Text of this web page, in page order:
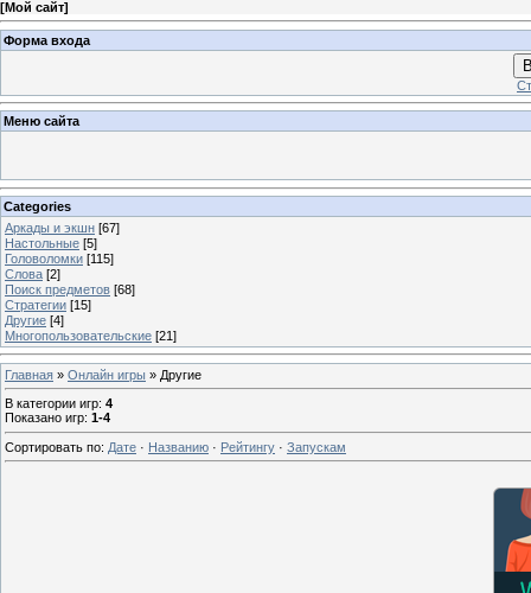
[Мой сайт]
Форма входа
Меню сайта
Categories
Аркады и экшн [67]
Настольные [5]
Головоломки [115]
Слова [2]
Поиск предметов [68]
Стратегии [15]
Другие [4]
Многопользовательские [21]
Главная » Онлайн игры » Другие
В категории игр: 4
Показано игр: 1-4
Сортировать по: Дате · Названию · Рейтингу · Запускам